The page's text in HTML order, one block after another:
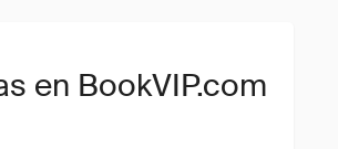
en BookVIP.com